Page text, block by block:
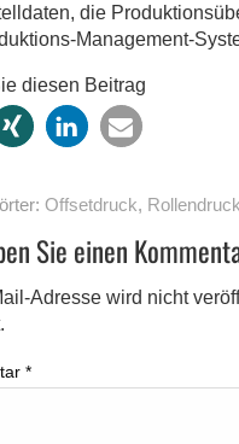
die
Management-
diesen Beitrag
Offsetdruck, Rollendruck
Sie einen
Adresse wird nicht
*